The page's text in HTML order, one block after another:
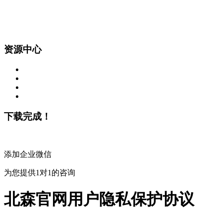
资源中心
下载完成！
添加企业微信
为您提供1对1的咨询
北森官网用户隐私保护协议